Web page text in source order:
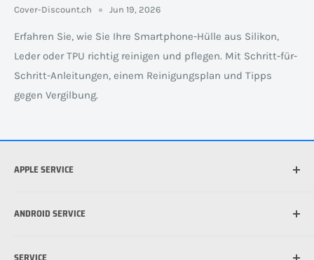
Cover-Discount.ch Jun 19, 2026
Erfahren Sie, wie Sie Ihre Smartphone-Hülle aus Silikon,
Leder oder TPU richtig reinigen und pflegen. Mit Schritt-für-
Schritt-Anleitungen, einem Reinigungsplan und Tipps
gegen Vergilbung.
APPLE SERVICE
Welche iPad habe ich?
ANDROID SERVICE